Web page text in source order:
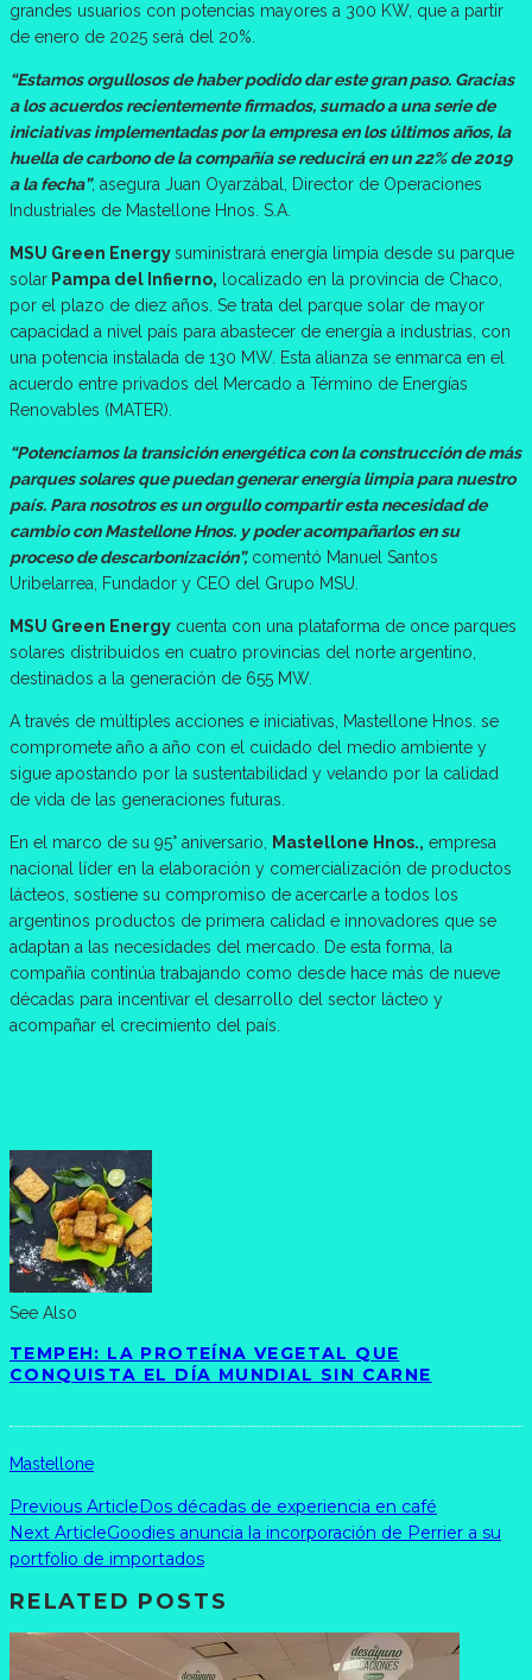
grandes usuarios con potencias mayores a 300 KW, que a partir
de enero de 2025 será del 20%.​
“Estamos orgullosos de haber podido dar este gran paso. Gracias
a los acuerdos recientemente firmados, sumado a una serie de
iniciativas implementadas por la empresa en los últimos años, la
huella de carbono de la compañía se reducirá en un 22% de 2019
a la fecha”, asegura Juan Oyarzábal, Director de Operaciones
Industriales de Mastellone Hnos. S.A.
MSU Green Energysuministrará energía limpia desde su parque
solar Pampa del Infierno, localizado en la provincia de Chaco,
por el plazo de diez años. Se trata del parque solar de mayor
capacidad a nivel país para abastecer de energía a industrias, con
una potencia instalada de 130 MW. Esta alianza se enmarca en el
acuerdo entre privados del Mercado a Término de Energías
Renovables (MATER).
“Potenciamos la transición energética con la construcción de más
parques solares que puedan generar energía limpia para nuestro
país. Para nosotros es un orgullo compartir esta necesidad de
cambio con Mastellone Hnos. y poder acompañarlos en su
proceso de descarbonización”,comentó Manuel Santos
Uribelarrea, Fundador y CEO del Grupo MSU.
MSU Green Energy cuenta con una plataforma de once parques
solares distribuidos en cuatro provincias del norte argentino,
destinados a la generación de 655 MW.
A través de múltiples acciones e iniciativas, Mastellone Hnos. se
compromete año a año con el cuidado del medio ambiente y
sigue apostando por la sustentabilidad y velando por la calidad
de vida de las generaciones futuras.
En el marco de su 95° aniversario, Mastellone Hnos., empresa
nacional líder en la elaboración y comercialización de productos
lácteos, sostiene su compromiso de acercarle a todos los
argentinos productos de primera calidad e innovadores que se
adaptan a las necesidades del mercado. De esta forma, la
compañía continúa trabajando como desde hace más de nueve
décadas para incentivar el desarrollo del sector lácteo y
acompañar el crecimiento del país.
See Also
TEMPEH: LA PROTEÍNA VEGETAL QUE
CONQUISTA EL DÍA MUNDIAL SIN CARNE
Mastellone
Previous Article Dos décadas de experiencia en café
Next ArticleGoodies anuncia la incorporación de Perrier a su
portfolio de importados
RELATED POSTS